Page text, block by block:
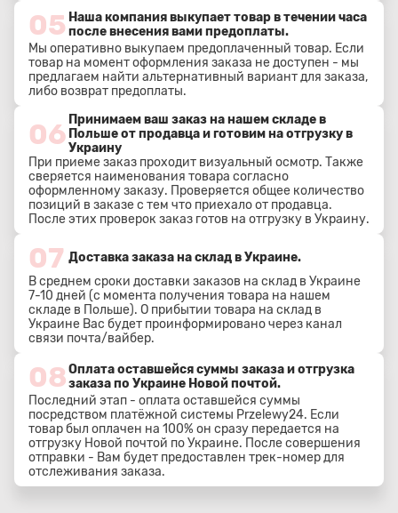
05 Наша компания выкупает товар в течении часа
после внесения вами предоплаты.
Мы оперативно выкупаем предоплаченный товар. Если
товар на момент оформления заказа не доступен - мы
предлагаем найти альтернативный вариант для заказа,
либо возврат предоплаты.
06 Принимаем ваш заказ на нашем складе в
Польше от продавца и готовим на отгрузку в
Украину
При приеме заказ проходит визуальный осмотр. Также
сверяется наименования товара согласно
оформленному заказу. Проверяется общее количество
позиций в заказе с тем что приехало от продавца.
После этих проверок заказ готов на отгрузку в Украину.
07 Доставка заказа на склад в Украине.
В среднем сроки доставки заказов на склад в Украине
7-10 дней (с момента получения товара на нашем
складе в Польше). О прибытии товара на склад в
Украине Вас будет проинформировано через канал
связи почта/вайбер.
08Оплата оставшейся суммы заказа и отгрузка
заказа по Украине Новой почтой.
Последний этап - оплата оставшейся суммы
посредством платёжной системы Przelewy24. Если
товар был оплачен на 100% он сразу передается на
отгрузку Новой почтой по Украине. После совершения
отправки - Вам будет предоставлен трек-номер для
отслеживания заказа.